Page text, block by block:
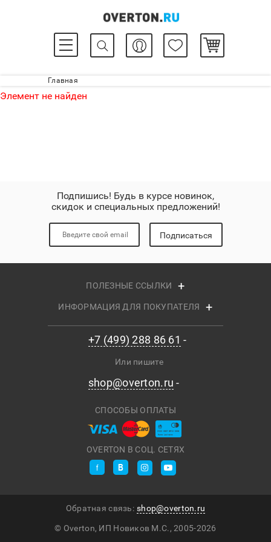
Главная
Элемент не найден
Подпишись! Будь в курсе новинок,
скидок и специальных предложений!
Подписаться
ПОЛЕЗНЫЕ ССЫЛКИ
ИНФОРМАЦИЯ ДЛЯ ПОКУПАТЕЛЯ
+7 (499) 288 86 61
Или пишите
shop@overton.ru
OVERTON В СОЦ. СЕТЯХ
СПОСОБЫ ОПЛАТЫ
© Overton, ИП Новиков М.С., 2005-2026
Обратная связь: shop@overton.ru